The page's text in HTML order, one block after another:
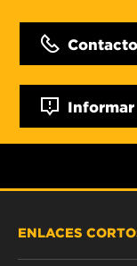
Contacto
ENLACES